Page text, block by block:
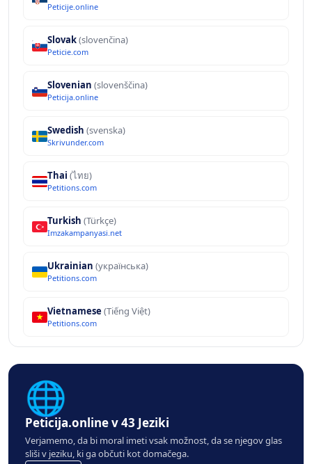
Peticije.online
Slovak(slovenčina)
Peticie.com
Slovenian (slovenščina)
Peticija.online
Swedish (svenska)
Skrivunder.com
Thai (ไทย)
Petitions.com
Turkish (Türkçe)
Imzakampanyasi.net
Ukrainian (українська)
Petitions.com
Vietnamese (Tiếng Việt)
Petitions.com
🌐
Peticija.online v 43 Jeziki
Verjamemo, da bi moral imeti vsak možnost, da se njegov glas
sliši v jeziku, ki ga občuti kot domačega.